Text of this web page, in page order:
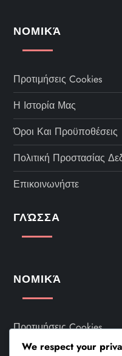
ΝΟΜΙΚΆ
Προτιμήσεις Cookies
Η Ιστορία Μας
Όροι Και Προϋποθέσεις
Πολιτική Προστασίας
Επικοινωνήστε
ΓΛΏΣΣΑ
ΝΟΜΙΚΆ
Προτιμήσεις Cookies
We respect your